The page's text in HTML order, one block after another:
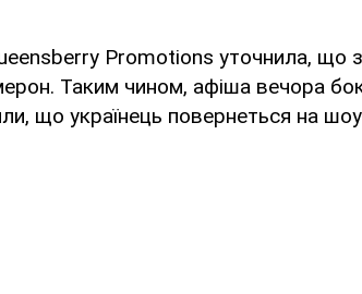
Promotions уточнила, що
Таким чином, афіша вечора
що українець повернеться на